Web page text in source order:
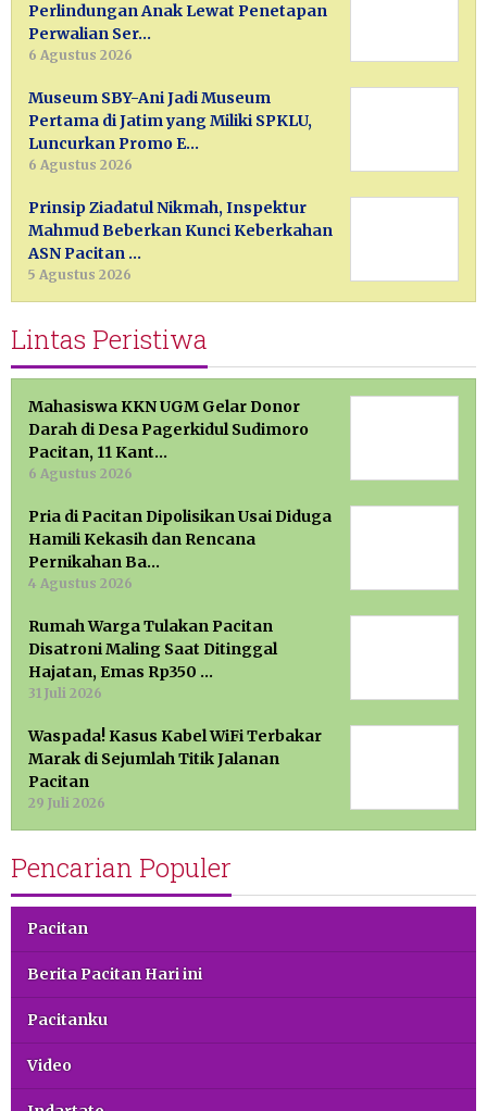
Perlindungan Anak Lewat Penetapan
Perwalian Ser…
6 Agustus 2026
Museum SBY-Ani Jadi Museum
Pertama di Jatim yang Miliki SPKLU,
Luncurkan Promo E…
6 Agustus 2026
Prinsip Ziadatul Nikmah, Inspektur
Mahmud Beberkan Kunci Keberkahan
ASN Pacitan …
5 Agustus 2026
Lintas Peristiwa
Mahasiswa KKN UGM Gelar Donor
Darah di Desa Pagerkidul Sudimoro
Pacitan, 11 Kant…
6 Agustus 2026
Pria di Pacitan Dipolisikan Usai Diduga
Hamili Kekasih dan Rencana
Pernikahan Ba…
4 Agustus 2026
Rumah Warga Tulakan Pacitan
Disatroni Maling Saat Ditinggal
Hajatan, Emas Rp350 …
31 Juli 2026
Waspada! Kasus Kabel WiFi Terbakar
Marak di Sejumlah Titik Jalanan
Pacitan
29 Juli 2026
Pencarian Populer
Pacitan
Berita Pacitan Hari ini
Pacitanku
Video